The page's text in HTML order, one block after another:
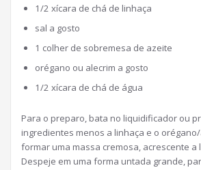
1/2 xícara de chá de linhaça
sal a gosto
1 colher de sobremesa de azeite
orégano ou alecrim a gosto
1/2 xícara de chá de água
Para o preparo, bata no liquidificador ou
ingredientes menos a linhaça e o
formar uma massa cremosa, acrescente a
Despeje em uma forma untada grande,